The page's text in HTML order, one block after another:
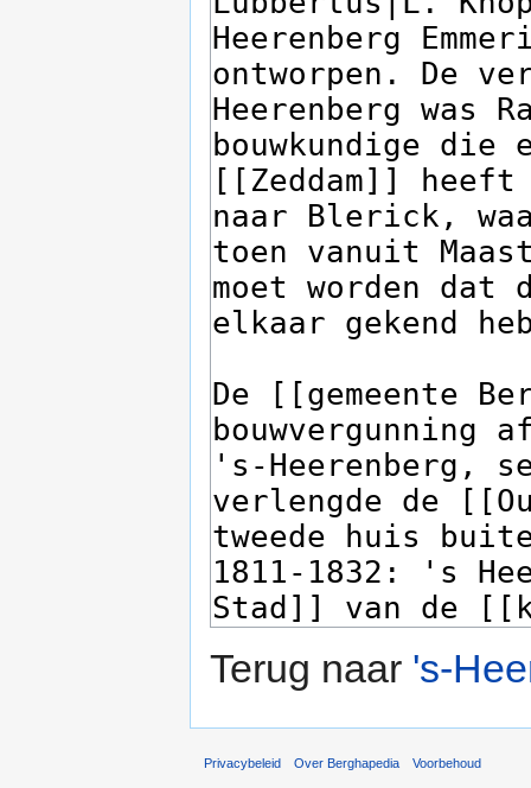
Terug naar 's-
Privacybeleid Over Berghapedia Voorbehoud